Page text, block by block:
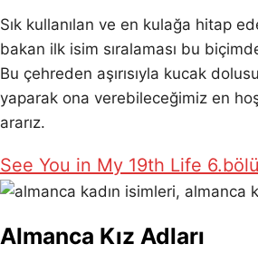
Sık kullanılan ve en kulağa hitap
bakan ilk isim sıralaması bu
Bu çehreden aşırısıyla kucak
yaparak ona verebileceğimiz en
ararız.
See You in My 19th Life
Almanca Kız Adları